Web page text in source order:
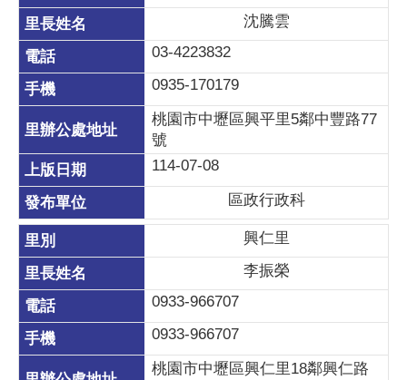
沈騰雲
03-4223832
0935-170179
桃園市中壢區興平里5鄰中豐路77
號
114-07-08
區政行政科
興仁里
李振榮
0933-966707
0933-966707
桃園市中壢區興仁里18鄰興仁路